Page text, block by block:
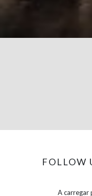
FOLLOW
A carregar